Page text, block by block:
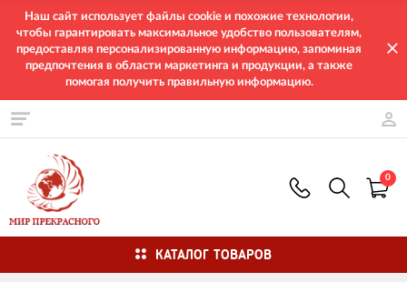
Наш сайт использует файлы cookie и похожие технологии,
чтобы гарантировать максимальное удобство пользователям,
предоставляя персонализированную информацию, запоминая
предпочтения в области маркетинга и продукции, а также
помогая получить правильную информацию.
0
КАТАЛОГ ТОВАРОВ